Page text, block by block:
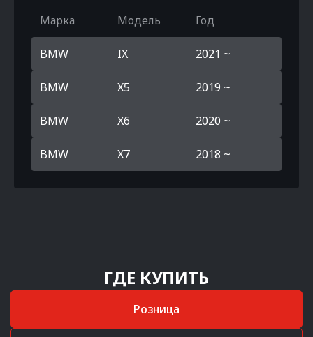
Марка Модель Год
BMW IX 2021 ~
BMW X5 2019 ~
BMW X6 2020 ~
BMW X7 2018 ~
ГДЕ КУПИТЬ
Розница